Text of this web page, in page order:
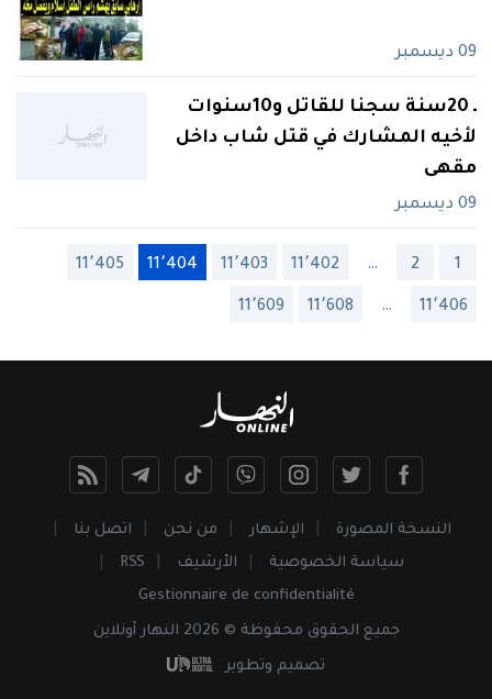
09 ديسمبر
ـ 20سنة سجنا للقاتل و10سنوات
لأخيه المشارك في قتل شاب داخل
مقهى
09 ديسمبر
1
2
… 11٬402 11٬403 11٬404 11٬405
11٬406 … 11٬608 11٬609
النسخة المصورة الإشهار من نحن
اتصل بنا
سياسة الخصوصية
الأرشيف
RSS
Gestionnaire de confidentialité
جميع الحقوق محفوظة © 2026 النهار أونلاين
تصميم وتطوير